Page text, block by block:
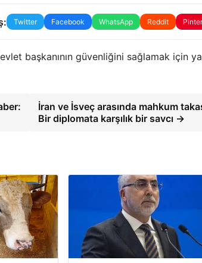
Twitter Facebook WhatsApp Reddit
başkanının güvenliğini sağlamak için
İran ve İsveç arasında mahkum
Bir diplomata karşılık bir savcı →